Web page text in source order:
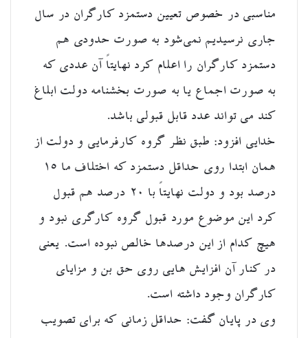
مناسبی در خصوص تعیین دستمزد کارگران در سال
جاری نرسیدیم نمی‌شود به صورت حدودی هم
دستمزد کارگران را اعلام کرد نهایتاً آن عددی که
به صورت اجماع یا به صورت بخشنامه دولت ابلاغ
کند می تواند عدد قابل قبولی باشد.
خدایی افزود: طبق نظر گروه کارفرمایی و دولت از
همان ابتدا روی حداقل دستمزد که اختلاف ما ۱۵
درصد بود و دولت نهایتاً با ۲۰ درصد هم قبول
کرد این موضوع مورد قبول گروه کارگری نبود و
هیچ کدام از این درصدها خالص نبوده است. یعنی
در کنار آن افزایش هایی روی حق بن و مزایای
کارگران وجود داشته است.
وی در پایان گفت: حداقل زمانی که برای تصویب